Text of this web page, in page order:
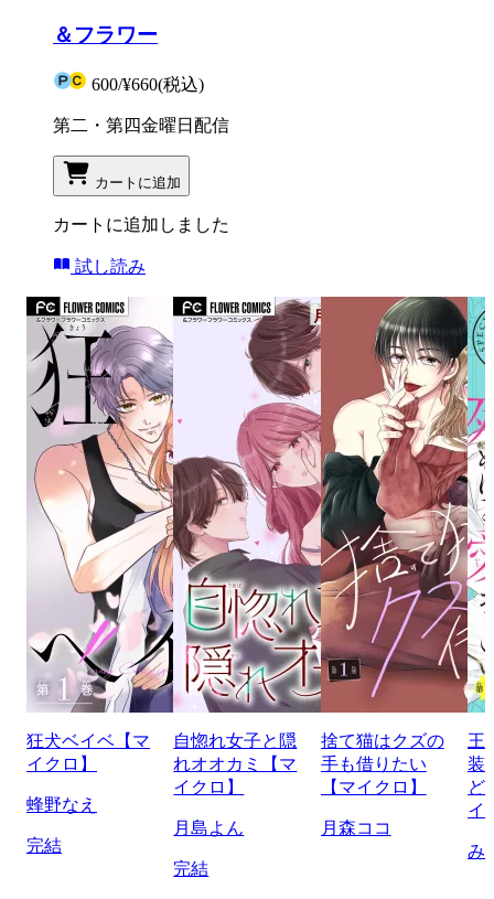
＆フラワー
600/¥660(税込)
第二・第四金曜日配信
カートに追加
カートに追加しました
試し読み
狂犬ベイベ【マ
イクロ】
蜂野なえ
完結
自惚れ女子と隠
れオオカミ【マ
イクロ】
月島よん
完結
捨て猫はクズの
手も借りたい
【マイクロ】
月森ココ
王
装
ど
イ
み